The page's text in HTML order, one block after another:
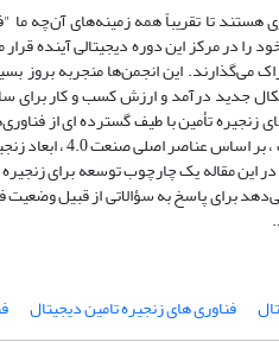
را در مرکز این دوره دیجیتالی آینده
می‌گذارند. این انجمن‌ها منجربه
جدید درآمد و ارزش کسب و کار برای
است. این مقاله با
این مقاله یک چارچوب توسعه برای
می‌دهد برای پاسخ به سؤالاتی از قبیل
فناوری های زنجیره تامین دیجیتال